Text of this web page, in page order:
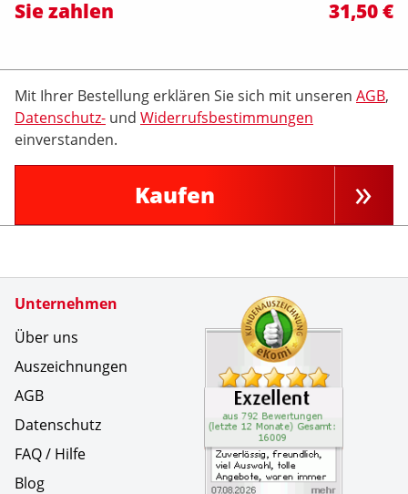
Sie zahlen 31,50 €
Mit Ihrer Bestellung erklären Sie sich mit unseren AGB,
Datenschutz- und Widerrufsbestimmungen
einverstanden.
Kaufen
Unternehmen
Über uns
Auszeichnungen
AGB
Datenschutz
FAQ / Hilfe
Blog
Zertifikate